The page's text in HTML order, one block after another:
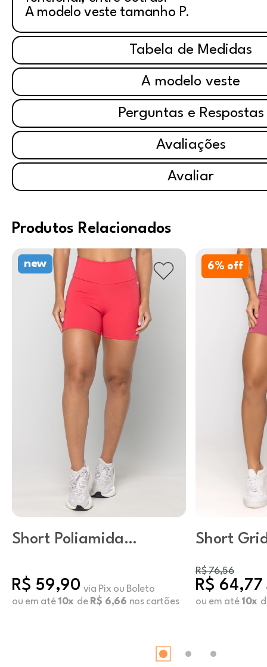
A modelo veste tamanho P.
Tabela de Medidas
A modelo veste
Perguntas e Respostas
Avaliações
Avaliar
Produtos Relacionados
new
Short Poliamida
R$ 59,90 via Pix ou Boleto
ou em até 10x de R$ 6,66 nos cartões
6% off
Short
R$ 76,56
R$ 64,77
ou em até 10x